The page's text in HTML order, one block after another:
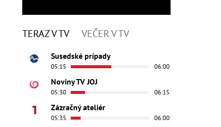
TERAZ V TV VEČER V TV
Susedské prípady
05:15 06:00
Noviny TV JOJ
05:30 06:15
Zázračný ateliér
05:35 06:00